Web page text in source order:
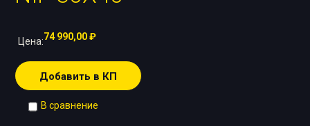
Цена:74 990,00₽
Добавить в КП
В сравнение